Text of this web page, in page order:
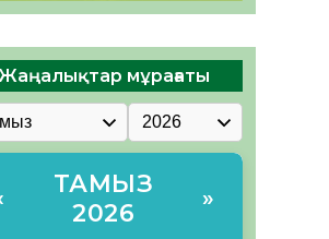
мұрағаты
ТАМЫЗ
2026
»